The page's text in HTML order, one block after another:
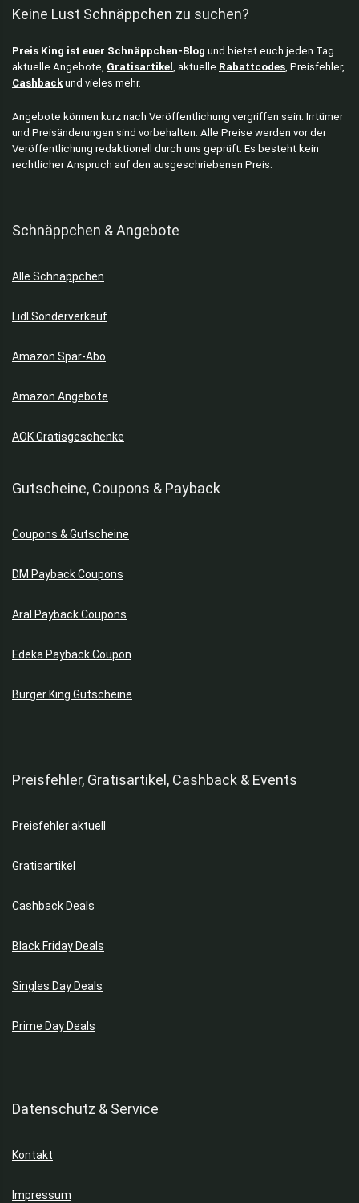
Keine Lust Schnäppchen zu suchen?
Preis King ist euer Schnäppchen-Blog und bietet euch jeden Tag
aktuelle Angebote, Gratisartikel , aktuelle Rabattcodes, Preisfehler,
Cashbackund vieles mehr.
Angebote können kurz nach Veröffentlichung vergriffen sein. Irrtümer
und Preisänderungen sind vorbehalten. Alle Preise werden vor der
Veröffentlichung redaktionell durch uns geprüft. Es besteht kein
rechtlicher Anspruch auf den ausgeschriebenen Preis.
Schnäppchen & Angebote
Alle Schnäppchen
Lidl Sonderverkauf
Amazon Spar-Abo
Amazon Angebote
AOK Gratisgeschenke
Gutscheine, Coupons & Payback
Coupons & Gutscheine
DM Payback Coupons
Aral Payback Coupons
Edeka Payback Coupon
Burger King Gutscheine
Preisfehler, Gratisartikel, Cashback & Events
Preisfehler aktuell
Gratisartikel
Cashback Deals
Black Friday Deals
Singles Day Deals
Prime Day Deals
Datenschutz & Service
Kontakt
Impressum